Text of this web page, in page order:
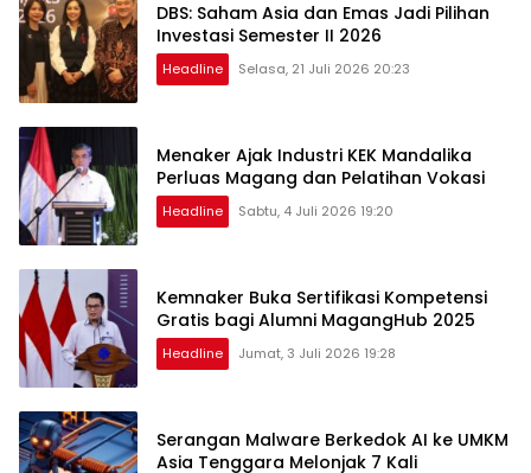
DBS: Saham Asia dan Emas Jadi Pilihan
Investasi Semester II 2026
Headline Selasa, 21 Juli 2026 20:23
Menaker Ajak Industri KEK Mandalika
Perluas Magang dan Pelatihan Vokasi
Headline Sabtu, 4 Juli 2026 19:20
Kemnaker Buka Sertifikasi Kompetensi
Gratis bagi Alumni MagangHub 2025
Headline Jumat, 3 Juli 2026 19:28
Serangan Malware Berkedok AI ke UMKM
Asia Tenggara Melonjak 7 Kali